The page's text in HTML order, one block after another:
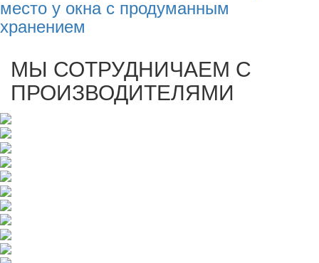
место у окна с продуманным
хранением
МЫ СОТРУДНИЧАЕМ С
ПРОИЗВОДИТЕЛЯМИ